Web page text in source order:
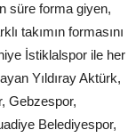
süre forma giyen,
takımın formasını
İstiklalspor ile her
Yıldıray Aktürk,
Gebzespor,
Belediyespor,